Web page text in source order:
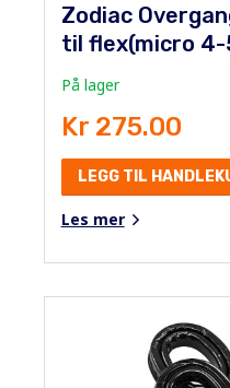
Zodiac
til flex(micro
På lager
Kr 275.00
LEGG TIL
Les mer